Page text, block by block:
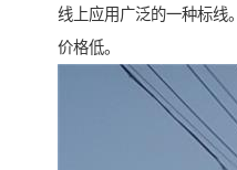
线上应用广泛的一种标线
价格低。